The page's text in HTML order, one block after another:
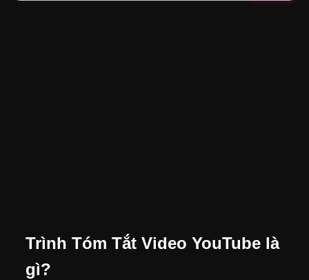
Trình Tóm Tắt Video YouTube là
gì?